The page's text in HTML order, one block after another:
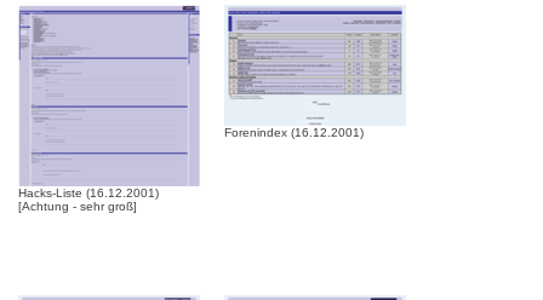
Hacks-Liste (16.12.2001)
[Achtung - sehr groß]
Forenindex (16.12.2001)